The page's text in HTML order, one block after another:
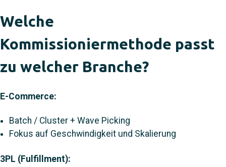
Welche
Kommissioniermethode passt
zu welcher Branche?
E-Commerce:
Batch / Cluster + Wave Picking
Fokus auf Geschwindigkeit und Skalierung
3PL (Fulfillment):